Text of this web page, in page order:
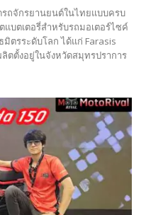
ถจักรยานยนต์ในไทยแบบครบ
บตเตอรี่สำหรับรถมอเตอร์ไซค์
ตรระดับโลก ได้แก่ Farasis
ตตั้งอยู่ในจังหวัดสมุทรปราการ